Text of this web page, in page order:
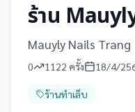
ร้าน
Mauyly Nails Trang
0 1122 ครั้ง 18/4/
ร้านทำเล็บ